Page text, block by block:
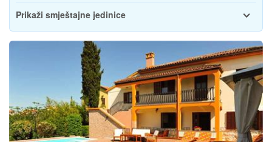
Prikaži smještajne jedinice